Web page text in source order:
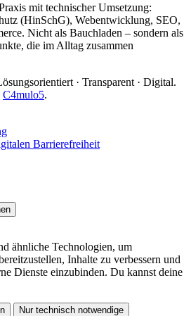
mit technischer Umsetzung:
(HinSchG), Webentwicklung, SEO,
Nicht als Bauchladen – sondern als
die im Alltag zusammen
· Transparent · Digital.
C4mulo5.
Barrierefreiheit
ähnliche Technologien, um
Inhalte zu verbessern und
Dienste einzubinden. Du kannst deine
Nur technisch notwendige